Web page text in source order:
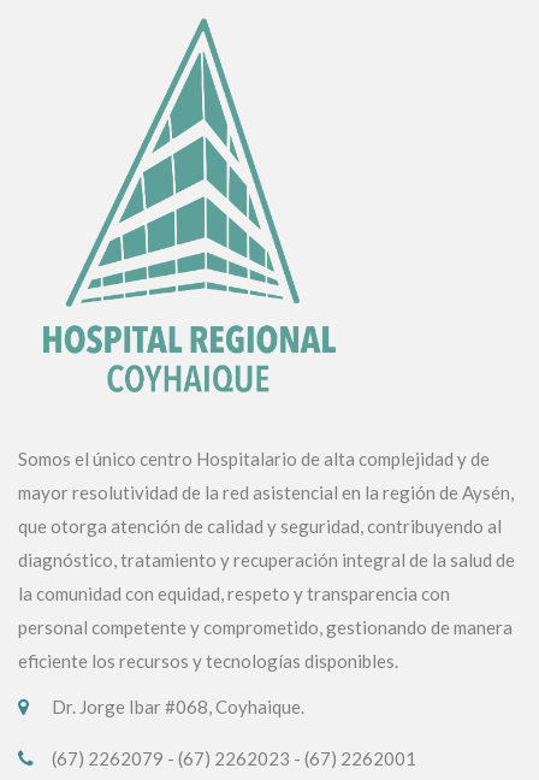
Somos el único centro Hospitalario de alta complejidad y de
mayor resolutividad de la red asistencial en la región de Aysén,
que otorga atención de calidad y seguridad, contribuyendo al
diagnóstico, tratamiento y recuperación integral de la salud de
la comunidad con equidad, respeto y transparencia con
personal competente y comprometido, gestionando de manera
eficiente los recursos y tecnologías disponibles.
Dr. Jorge Ibar #068, Coyhaique.
(67) 2262079 - (67) 2262023 - (67) 2262001